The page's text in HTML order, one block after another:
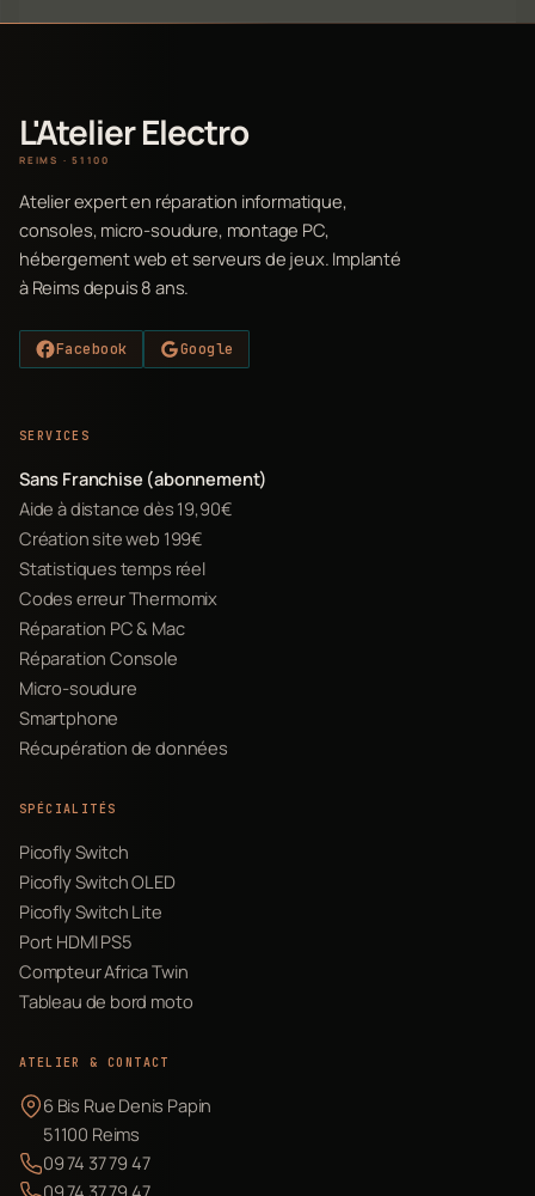
L'Atelier Electro
REIMS · 51100
Atelier expert en réparation informatique,
consoles, micro-soudure, montage PC,
hébergement web et serveurs de jeux. Implanté
à Reims depuis 8 ans.
Facebook Google
SERVICES
Sans Franchise (abonnement)
Aide à distance dès 19,90€
Création site web 199€
Statistiques temps réel
Codes erreur Thermomix
Réparation PC & Mac
Réparation Console
Micro-soudure
Smartphone
Récupération de données
SPÉCIALITÉS
Picofly Switch
Picofly Switch OLED
Picofly Switch Lite
Port HDMI PS5
Compteur Africa Twin
Tableau de bord moto
ATELIER & CONTACT
6 Bis Rue Denis Papin
51100 Reims
09 74 37 79 47
09 74 37 79 47